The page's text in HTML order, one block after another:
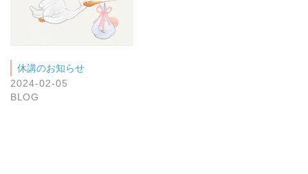
休講のお知らせ
2024-02-05
BLOG